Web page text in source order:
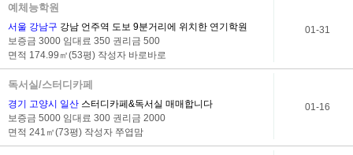
예체능학원
서울 강남구 강남 언주역 도보 9분거리에 위치한 연기학원
보증금 3000 임대료 350 권리금 500
면적 174.99㎡(53평) 작성자 바로바로
01-31
독서실/스터디카페
경기 고양시 일산 스터디카페&독서실 매매합니다
보증금 5000 임대료 300 권리금 2000
면적 241㎡(73평) 작성자 쭈엽맘
01-16